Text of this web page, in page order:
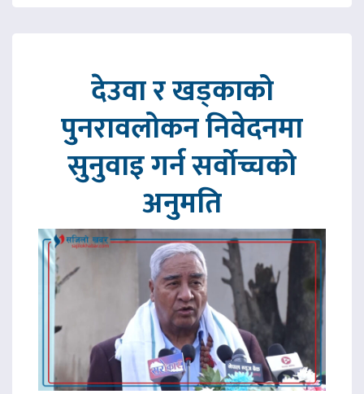
देउवा र खड्काको
पुनरावलोकन निवेदनमा
सुनुवाइ गर्न सर्वोच्चको
अनुमति